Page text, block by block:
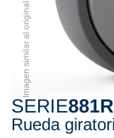
Imagen similar al original
SERIE881R
Rueda